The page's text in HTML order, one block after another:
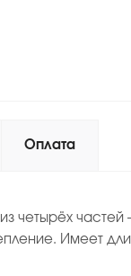
Оплата
четырёх
Имеет